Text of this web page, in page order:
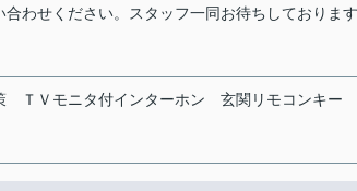
わせください。スタッフ一同お待ちしております
ＴＶモニタ付インターホン 玄関リモコンキー